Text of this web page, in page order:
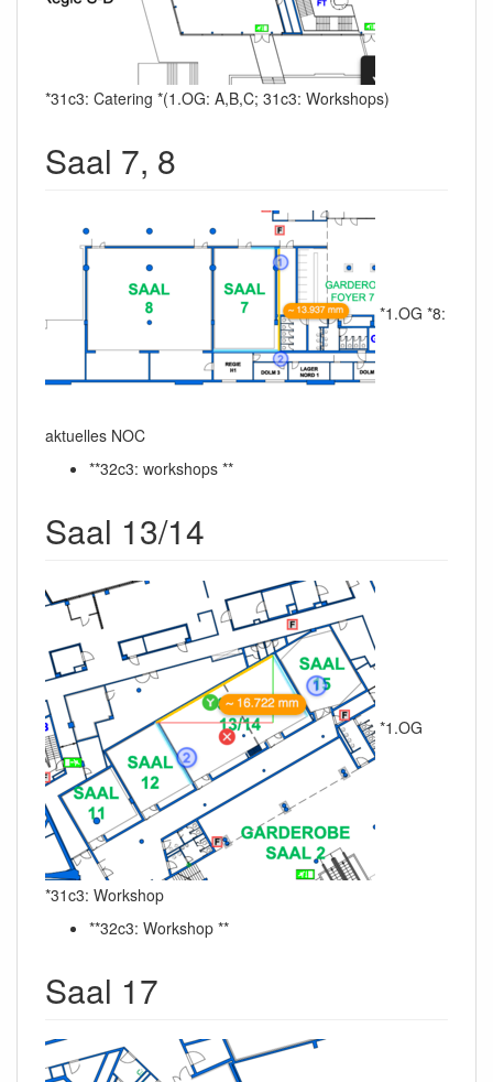
*31c3: Catering *(1.OG: A,B,C; 31c3: Workshops)
Saal 7, 8
*1.OG *8:
aktuelles NOC
**32c3: workshops **
Saal 13/14
*1.OG
*31c3: Workshop
**32c3: Workshop **
Saal 17